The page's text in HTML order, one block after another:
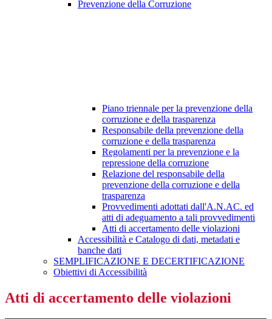
Prevenzione della Corruzione
Piano triennale per la prevenzione della
corruzione e della trasparenza
Responsabile della prevenzione della
corruzione e della trasparenza
Regolamenti per la prevenzione e la
repressione della corruzione
Relazione del responsabile della
prevenzione della corruzione e della
trasparenza
Provvedimenti adottati dall'A.N.AC. ed
atti di adeguamento a tali provvedimenti
Atti di accertamento delle violazioni
Accessibilità e Catalogo di dati, metadati e
banche dati
SEMPLIFICAZIONE E DECERTIFICAZIONE
Obiettivi di Accessibilità
Atti di accertamento delle violazioni